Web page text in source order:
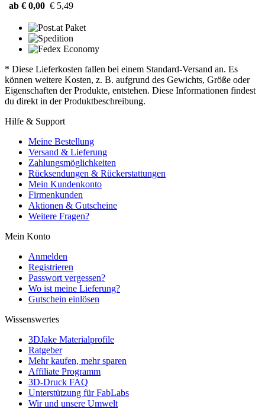
ab € 0,00 € 5,49
* Diese Lieferkosten fallen bei einem Standard-Versand an. Es
können weitere Kosten, z. B. aufgrund des Gewichts, Größe oder
Eigenschaften der Produkte, entstehen. Diese Informationen findest
du direkt in der Produktbeschreibung.
Hilfe & Support
Meine Bestellung
Versand & Lieferung
Zahlungsmöglichkeiten
Rücksendungen & Rückerstattungen
Mein Kundenkonto
Firmenkunden
Aktionen & Gutscheine
Weitere Fragen?
Mein Konto
Anmelden
Registrieren
Passwort vergessen?
Wo ist meine Lieferung?
Gutschein einlösen
Wissenswertes
3DJake Materialprofile
Ratgeber
Mehr kaufen, mehr sparen
Affiliate Programm
3D-Druck FAQ
Unterstützung für FabLabs
Wir und unsere Umwelt